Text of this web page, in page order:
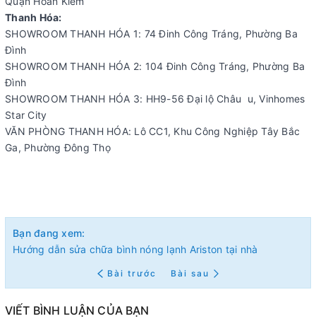
Thanh Hóa:
SHOWROOM THANH HÓA 1: 74 Đinh Công Tráng, Phường Ba
Đình
SHOWROOM THANH HÓA 2: 104 Đinh Công Tráng, Phường Ba
Đình
SHOWROOM THANH HÓA 3: HH9-56 Đại lộ Châu u, Vinhomes
Star City
VĂN PHÒNG THANH HÓA: Lô CC1, Khu Công Nghiệp Tây Bắc
Ga, Phường Đông Thọ
Bạn đang xem:
Hướng dẫn sửa chữa bình nóng lạnh Ariston tại nhà
Bài trước Bài sau
VIẾT BÌNH LUẬN CỦA BẠN